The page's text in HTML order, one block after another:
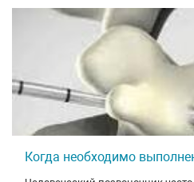
Когда необходимо